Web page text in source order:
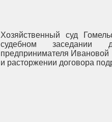
Хозяйственный суд
судебном заседании
предпринимателя
и расторжении договора